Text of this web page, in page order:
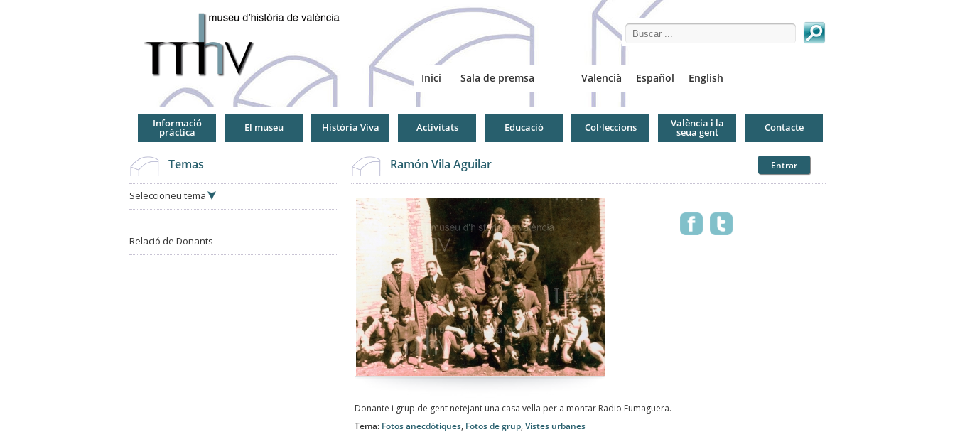
Search this site
Valencià Español English
Inici Sala de premsa
Informació
pràctica El museu Història Viva Activitats Educació Col·leccions València i la
seua gent Contacte
Temas
Seleccioneu tema
Relació de Donants
Ramón Vila Aguilar Entrar
Donante i grup de gent netejant una casa vella per a montar Radio Fumaguera.
Tema: Fotos anecdòtiques, Fotos de grup, Vistes urbanes